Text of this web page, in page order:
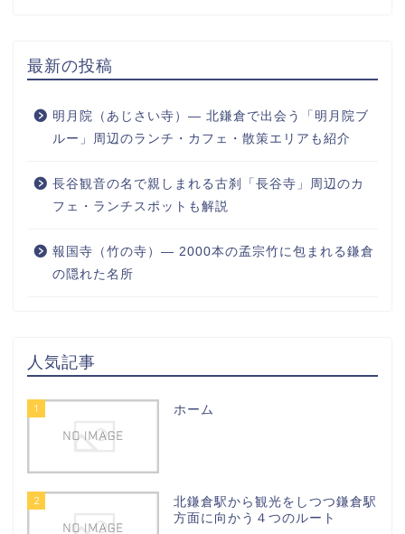
最新の投稿
明月院（あじさい寺）― 北鎌倉で出会う「明月院ブ
ルー」周辺のランチ・カフェ・散策エリアも紹介
長谷観音の名で親しまれる古刹「長谷寺」周辺のカ
フェ・ランチスポットも解説
報国寺（竹の寺）― 2000本の孟宗竹に包まれる鎌倉
の隠れた名所
人気記事
1 ホーム
2
北鎌倉駅から観光をしつつ鎌倉駅
方面に向かう４つのルート